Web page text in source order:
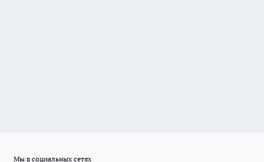
Мы в социальных сетях